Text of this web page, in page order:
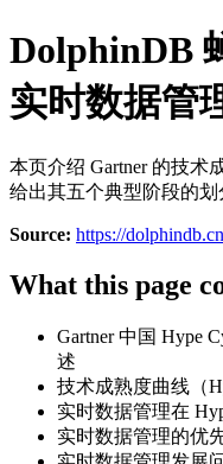
DolphinDB
实时数据管
本页介绍 Gartner 的技术
给出其五个典型阶段的划
Source: https://
What this page
Gartner 中国 Hype
述
技术成熟度曲线（
实时数据管理在
实时数据管理的优